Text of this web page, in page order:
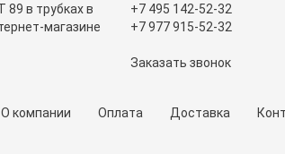
+7 495 142-52-32
+7 977915-52-32
Заказать звонок
О компании Оплата Доставка